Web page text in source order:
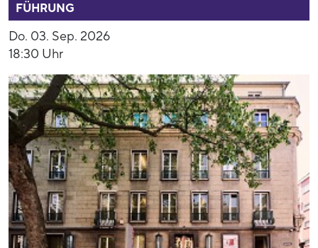
FÜHRUNG
Do. 03. Sep. 2026
18:30 Uhr